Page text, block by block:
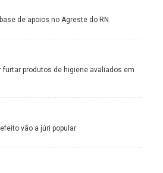
de apoios no Agreste do RN
furtar produtos de higiene avaliados em
vão a júri popular